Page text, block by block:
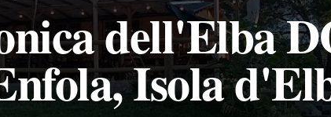
dell'Elba
Isola